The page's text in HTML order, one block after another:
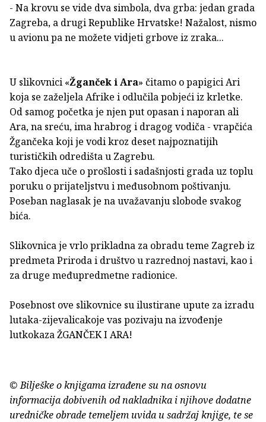
- Na krovu se vide dva simbola, dva grba: jedan grada
Zagreba, a drugi Republike Hrvatske! Nažalost, nismo
u avionu pa ne možete vidjeti grbove iz zraka...
U slikovnici «Žganček i Ara» čitamo o papigici Ari
koja se zaželjela Afrike i odlučila pobjeći iz krletke.
Od samog početka je njen put opasan i naporan ali
Ara, na sreću, ima hrabrog i dragog vodiča - vrapčića
Žgančeka koji je vodi kroz deset najpoznatijih
turističkih odredišta u Zagrebu.
Tako djeca uče o prošlosti i sadašnjosti grada uz toplu
poruku o prijateljstvu i međusobnom poštivanju.
Poseban naglasak je na uvažavanju slobode svakog
bića.
Slikovnica je vrlo prikladna za obradu teme Zagreb iz
predmeta Priroda i društvo u razrednoj nastavi, kao i
za druge međupredmetne radionice.
Posebnost ove slikovnice su ilustirane upute za izradu
lutaka-zijevalicakoje vas pozivaju na izvođenje
lutkokaza ŽGANČEK I ARA!
© Bilješke o knjigama izrađene su na osnovu
informacija dobivenih od nakladnika i njihove dodatne
uredničke obrade temeljem uvida u sadržaj knjige, te se